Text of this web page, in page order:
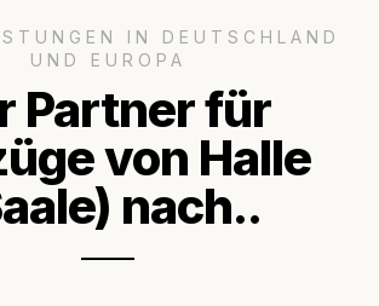
IN DEUTSCHLAND
UND EUROPA
Partner für
von Halle
nach..